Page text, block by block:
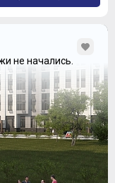
не начались.